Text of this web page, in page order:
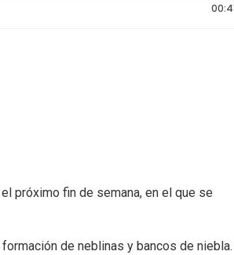
próximo fin de semana, en el que se
de neblinas y bancos de niebla.